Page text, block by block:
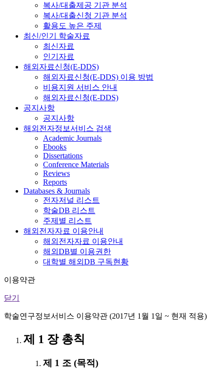
복사/대출제공 기관 분석
복사/대출신청 기관 분석
활용도 높은 주제
최신/인기 학술자료
최신자료
인기자료
해외자료신청(E-DDS)
해외자료신청(E-DDS) 이용 방법
비용지원 서비스 안내
해외자료신청(E-DDS)
공지사항
공지사항
해외전자정보서비스 검색
Academic Journals
Ebooks
Dissertations
Conference Materials
Reviews
Reports
Databases & Journals
전자저널 리스트
학술DB 리스트
주제별 리스트
해외전자자료 이용안내
해외전자자료 이용안내
해외DB별 이용권한
대학별 해외DB 구독현황
이용약관
닫기
학술연구정보서비스 이용약관 (2017년 1월 1일 ~ 현재 적용)
제 1 장 총칙
제 1 조 (목적)